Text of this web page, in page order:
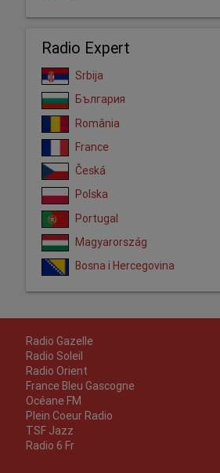
Radio Expert
Srbija
България
România
France
Česká
Polska
Portugal
Magyarország
Bosna i Hercegovina
Radio Gazelle
Radio Soleil
Radio Orient
France Bleu Gascogne
Océane FM
Plein Coeur Radio
TSF Jazz
Radio 6 Fr